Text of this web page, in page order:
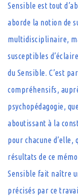
Sensible est tout
aborde la notion de
multidisciplinaire,
susceptibles
du Sensible. C’est
compréhensifs,
psychopédagogie,
aboutissant à la
pour chacune d’elle,
résultats de ce
Sensible fait naître
précisés par ce